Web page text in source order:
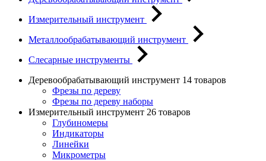
Измерительный инструмент
Металлообрабатывающий инструмент
Слесарные инструменты
Деревообрабатывающий инструмент 14 товаров
Фрезы по дереву
Фрезы по дереву наборы
Измерительный инструмент 26 товаров
Глубиномеры
Индикаторы
Линейки
Микрометры